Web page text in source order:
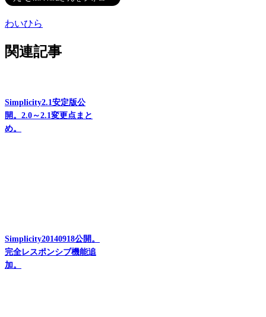
わいひら
関連記事
Simplicity2.1安定版公
開。2.0～2.1変更点まと
め。
Simplicity20140918公開。
完全レスポンシブ機能追
加。